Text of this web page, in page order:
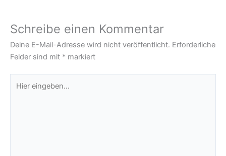
Schreibe einen Kommentar
Deine E-Mail-Adresse wird nicht veröffentlicht. Erforderliche
Felder sind mit * markiert
eingeben…